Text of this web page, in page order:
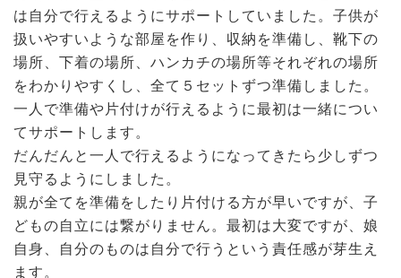
は自分で行えるようにサポートしていました。子供が
扱いやすいような部屋を作り、収納を準備し、靴下の
場所、下着の場所、ハンカチの場所等それぞれの場所
をわかりやすくし、全て５セットずつ準備しました。
一人で準備や片付けが行えるように最初は一緒につい
てサポートします。
だんだんと一人で行えるようになってきたら少しずつ
見守るようにしました。
親が全てを準備をしたり片付ける方が早いですが、子
どもの自立には繋がりません。最初は大変ですが、娘
自身、自分のものは自分で行うという責任感が芽生え
ます。